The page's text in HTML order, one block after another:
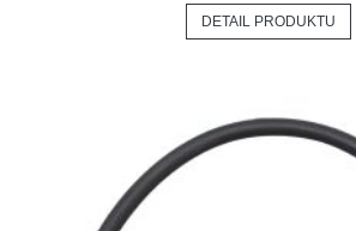
DETAIL PRODUKTU